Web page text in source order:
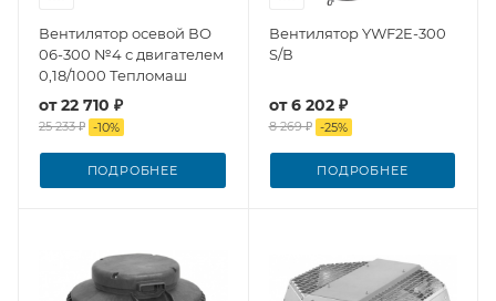
Вентилятор осевой ВО
06-300 №4 с двигателем
0,18/1000 Тепломаш
от22 710 ₽
25 233 ₽ -10%
ПОДРОБНЕЕ
Вентилятор YWF2E-300
S/В
от6 202 ₽
8 269 ₽ -25%
ПОДРОБНЕЕ